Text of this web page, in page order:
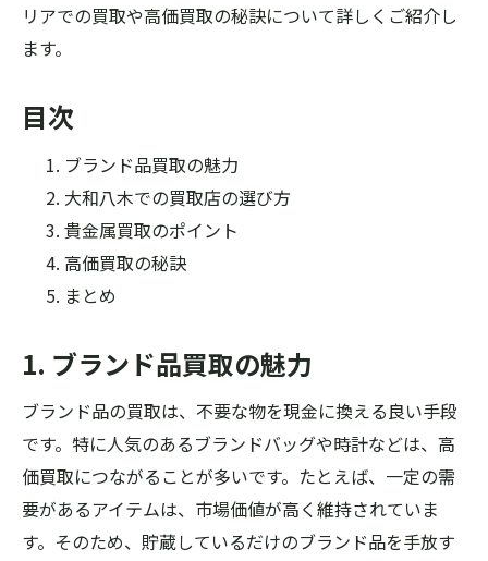
リアでの買取や高価買取の秘訣について詳しくご紹介し
ます。
目次
ブランド品買取の魅力
大和八木での買取店の選び方
貴金属買取のポイント
高価買取の秘訣
まとめ
1. ブランド品買取の魅力
ブランド品の買取は、不要な物を現金に換える良い手段
です。特に人気のあるブランドバッグや時計などは、高
価買取につながることが多いです。たとえば、一定の需
要があるアイテムは、市場価値が高く維持されていま
す。そのため、貯蔵しているだけのブランド品を手放す